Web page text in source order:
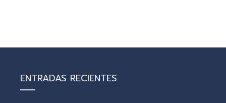
ENTRADAS RECIENTES